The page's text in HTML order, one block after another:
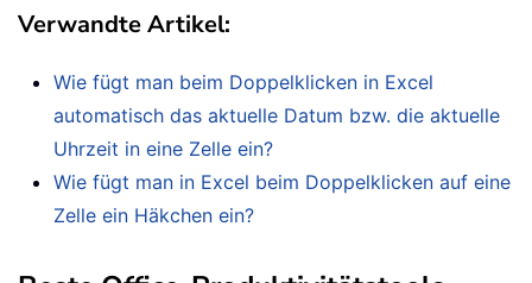
Verwandte Artikel:
Wie fügt man beim Doppelklicken in Excel
automatisch das aktuelle Datum bzw. die aktuelle
Uhrzeit in eine Zelle ein?
Wie fügt man in Excel beim Doppelklicken auf eine
Zelle ein Häkchen ein?